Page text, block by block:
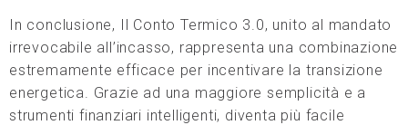
In conclusione, Il Conto Termico 3.0, unito al mandato
irrevocabile all’incasso, rappresenta una combinazione
estremamente efficace per incentivare la transizione
energetica. Grazie ad una maggiore semplicità e a
strumenti finanziari intelligenti, diventa più facile